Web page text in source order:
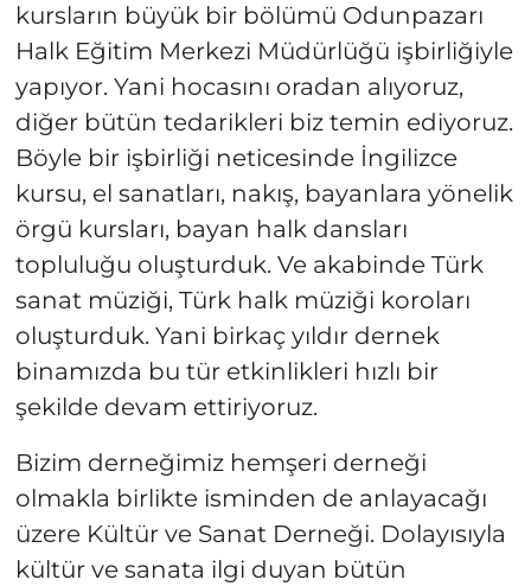
kursların büyük bir bölümü Odunpazarı
Halk Eğitim Merkezi Müdürlüğü işbirliğiyle
yapıyor. Yani hocasını oradan alıyoruz,
diğer bütün tedarikleri biz temin ediyoruz.
Böyle bir işbirliği neticesinde İngilizce
kursu, el sanatları, nakış, bayanlara yönelik
örgü kursları, bayan halk dansları
topluluğu oluşturduk. Ve akabinde Türk
sanat müziği, Türk halk müziği koroları
oluşturduk. Yani birkaç yıldır dernek
binamızda bu tür etkinlikleri hızlı bir
şekilde devam ettiriyoruz.
Bizim derneğimiz hemşeri derneği
olmakla birlikte isminden de anlayacağı
üzere Kültür ve Sanat Derneği. Dolayısıyla
kültür ve sanata ilgi duyan bütün